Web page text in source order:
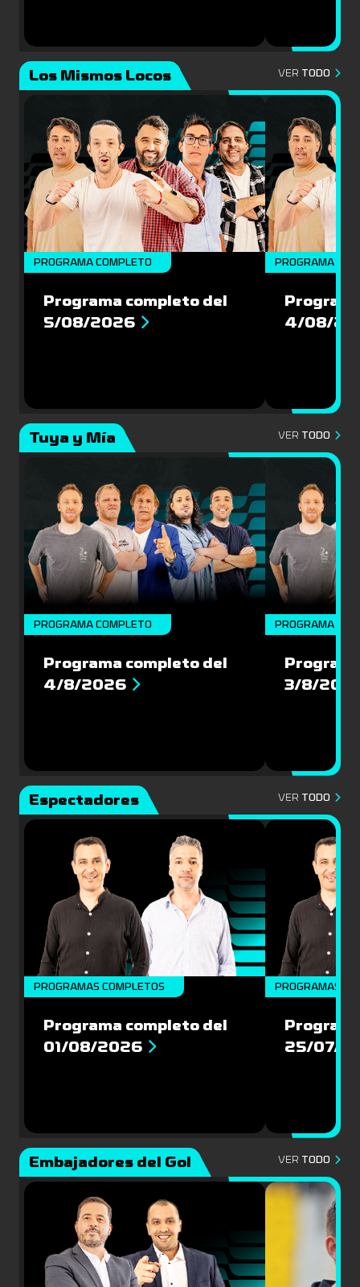
Los Mismos Locos VER TODO
PROGRAMA COMPLETO
Programa completo del
5/08/2026
PROGRAMA
4/08/
Tuya y Mía VER TODO
PROGRAMA COMPLETO
Programa completo del
4/8/2026
PROGRAMA
3/8/
Espectadores VER TODO
PROGRAMAS COMPLETOS
Programa completo del
01/08/2026
PROGRAMAS
25/07/
Embajadores del Gol VER TODO